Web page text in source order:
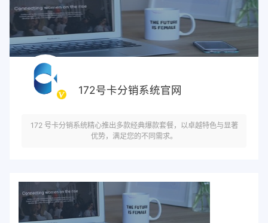
172号卡分销系统官网
172 号卡分销系统精心推出多款经典爆款套餐，以卓越特色与显著
优势，满足您的不同需求。